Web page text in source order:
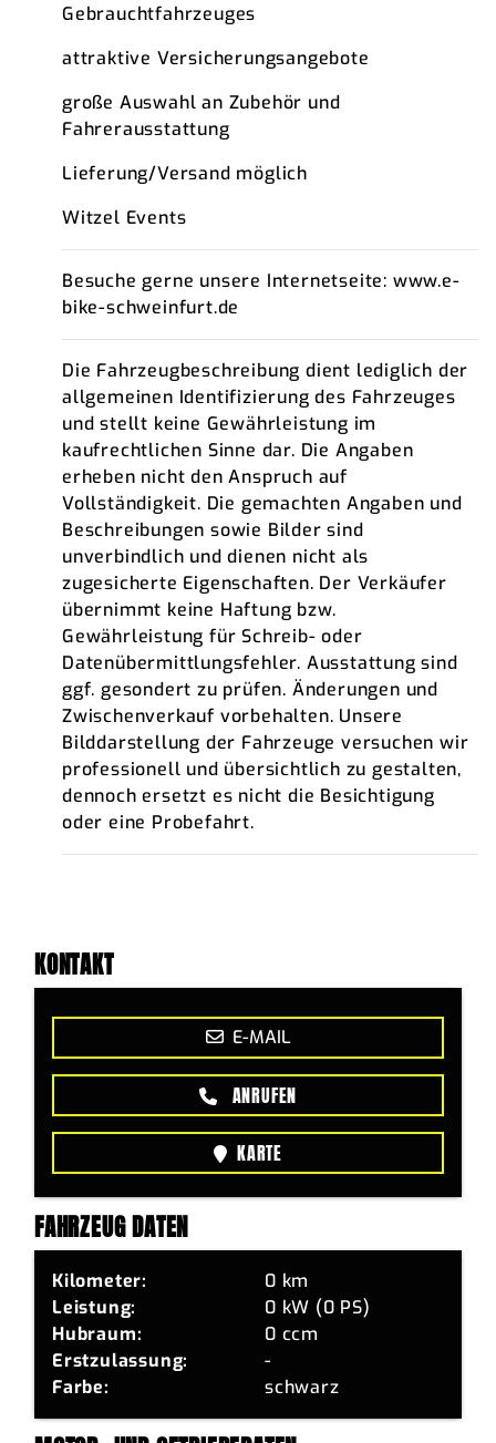
Gebrauchtfahrzeuges
attraktive Versicherungsangebote
große Auswahl an Zubehör und
Fahrerausstattung
Lieferung/Versand möglich
Witzel Events
Besuche gerne unsere Internetseite: www.e-
bike-schweinfurt.de
Die Fahrzeugbeschreibung dient lediglich der
allgemeinen Identifizierung des Fahrzeuges
und stellt keine Gewährleistung im
kaufrechtlichen Sinne dar. Die Angaben
erheben nicht den Anspruch auf
Vollständigkeit. Die gemachten Angaben und
Beschreibungen sowie Bilder sind
unverbindlich und dienen nicht als
zugesicherte Eigenschaften. Der Verkäufer
übernimmt keine Haftung bzw.
Gewährleistung für Schreib- oder
Datenübermittlungsfehler. Ausstattung sind
ggf. gesondert zu prüfen. Änderungen und
Zwischenverkauf vorbehalten. Unsere
Bilddarstellung der Fahrzeuge versuchen wir
professionell und übersichtlich zu gestalten,
dennoch ersetzt es nicht die Besichtigung
oder eine Probefahrt.
KONTAKT
E-MAIL
ANRUFEN
KARTE
FAHRZEUG DATEN
Kilometer:
0 km
Leistung:
0 kW (0 PS)
Hubraum:
0 ccm
Erstzulassung:
-
Farbe:
schwarz